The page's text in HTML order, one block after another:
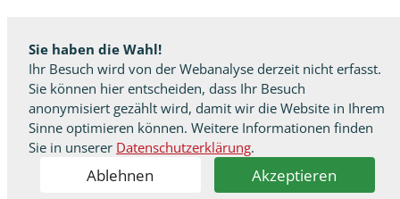
Sie haben die Wahl!
Ihr Besuch wird von der Webanalyse derzeit nicht erfasst.
Sie können hier entscheiden, dass Ihr Besuch
anonymisiert gezählt wird, damit wir die Website in Ihrem
Sinne optimieren können. Weitere Informationen finden
Sie in unserer Datenschutzerklärung.
Ablehnen Akzeptieren